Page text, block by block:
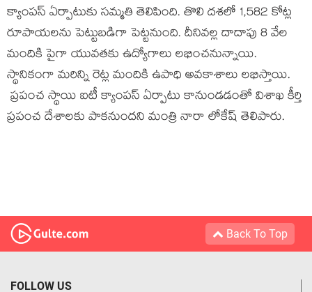
క్యాంపస్‌ ఏర్పాటుకు స‌మ్మ‌తి తెలిపింది. తొలి ద‌శ‌లో 1,582 కోట్ల
రూపాయ‌ల‌ను పెట్టుబ‌డిగా పెట్ట‌నుంది. దీనివ‌ల్ల దాదాపు 8 వేల
మందికి పైగా యువ‌త‌కు ఉద్యోగాలు ల‌భించ‌నున్నాయి.
స్థానికంగా మ‌రిన్ని రెట్ల మందికి ఉపాధి అవ‌కాశాలు ల‌భిస్తాయి.
ప్రపంచ స్థాయి ఐటీ క్యాంపస్‌ ఏర్పాటు కానుండ‌డంతో విశాఖ కీర్తి
ప్ర‌పంచ దేశాల‌కు పాక‌నుంద‌ని మంత్రి నారా లోకేష్ తెలిపారు.
Back To Top
FOLLOW US